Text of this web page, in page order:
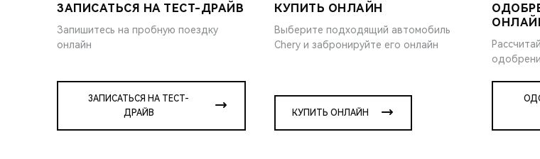
ЗАПИСАТЬСЯ НА ТЕСТ-ДРАЙВ
Запишитесь на пробную поездку
онлайн
ЗАПИСАТЬСЯ НА ТЕСТ-
ДРАЙВ
КУПИТЬ ОНЛАЙН
Выберите подходящий автомобиль
Chery и забронируйте его онлайн
КУПИТЬ ОНЛАЙН